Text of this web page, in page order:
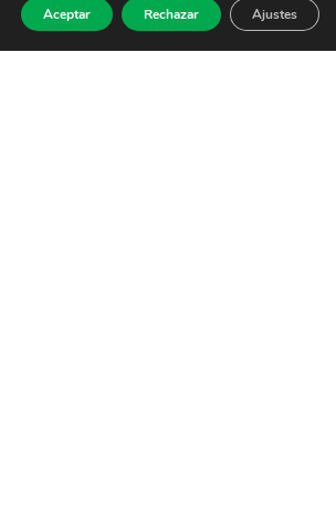
Aceptar Rechazar Ajustes